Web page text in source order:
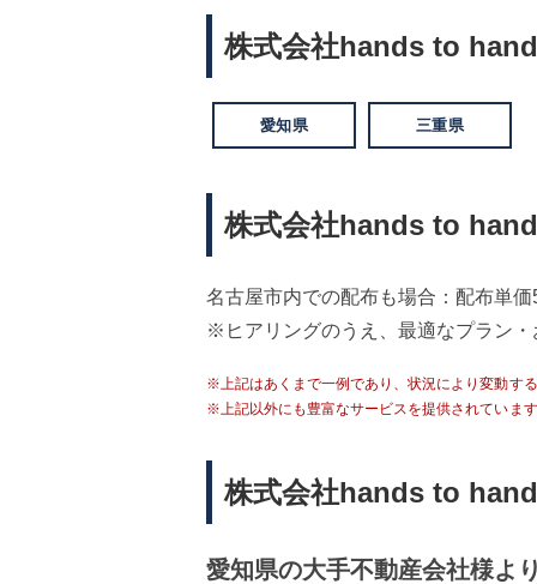
株式会社hands to
愛知県 三重県
株式会社hands to
名古屋市内での配布も場合：配布単価
※ヒアリングのうえ、最適なプラン
※上記はあくまで一例であり、状況により変動す
※上記以外にも豊富なサービスを提供されていま
株式会社hands to
愛知県の大手不動産会社様よ